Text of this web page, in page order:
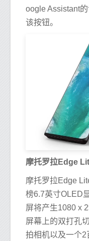
oogle Assistant
该按钮。
摩托罗拉Edge
摩托罗拉Edge
榜6.7英寸OLED
屏将产生1080 x
屏幕上的双打孔
拍相机以及一个2